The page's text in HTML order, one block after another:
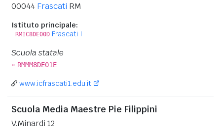
00044 Frascati RM
Istituto principale:
RMIC8DE00D Frascati I
Scuola statale
» RMMM8DE01E
www.icfrascati1.edu.it
Scuola Media Maestre Pie Filippini
V.Minardi 12